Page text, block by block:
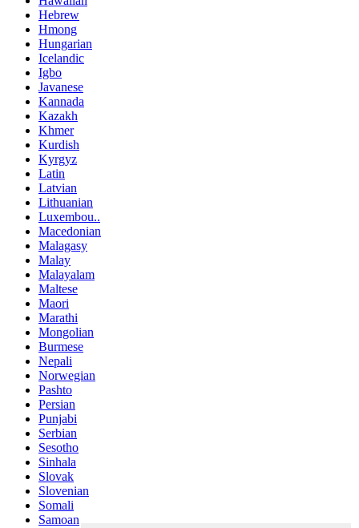
Hebrew
Hmong
Hungarian
Icelandic
Igbo
Javanese
Kannada
Kazakh
Khmer
Kurdish
Kyrgyz
Latin
Latvian
Lithuanian
Luxembou..
Macedonian
Malagasy
Malay
Malayalam
Maltese
Maori
Marathi
Mongolian
Burmese
Nepali
Norwegian
Pashto
Persian
Punjabi
Serbian
Sesotho
Sinhala
Slovak
Slovenian
Somali
Samoan